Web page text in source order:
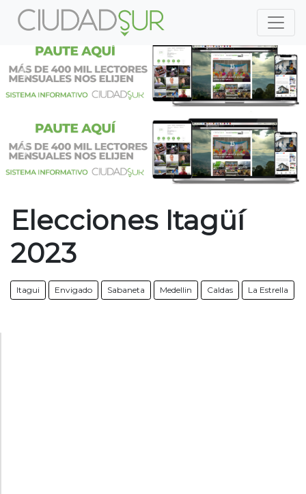
Previous
Previous
Elecciones Itagüí
2023
Itagui Envigado Sabaneta Medellin Caldas La Estrella